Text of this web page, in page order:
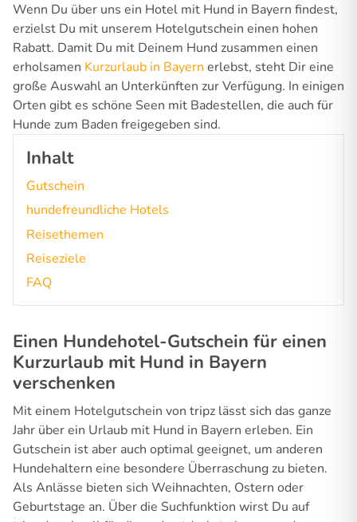
Wenn Du über uns ein Hotel mit Hund in Bayern findest,
erzielst Du mit unserem Hotelgutschein einen hohen
Rabatt. Damit Du mit Deinem Hund zusammen einen
erholsamen Kurzurlaub in Bayern erlebst, steht Dir eine
große Auswahl an Unterkünften zur Verfügung. In einigen
Orten gibt es schöne Seen mit Badestellen, die auch für
Hunde zum Baden freigegeben sind.
Inhalt
Gutschein
hundefreundliche Hotels
Reisethemen
Reiseziele
FAQ
Einen Hundehotel-Gutschein für einen
Kurzurlaub mit Hund in Bayern
verschenken
Mit einem Hotelgutschein von tripz lässt sich das ganze
Jahr über ein Urlaub mit Hund in Bayern erleben. Ein
Gutschein ist aber auch optimal geeignet, um anderen
Hundehaltern eine besondere Überraschung zu bieten.
Als Anlässe bieten sich Weihnachten, Ostern oder
Geburtstage an. Über die Suchfunktion wirst Du auf